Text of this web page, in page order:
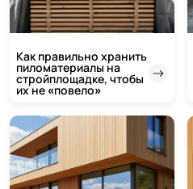
Как правильно хранить
пиломатериалы на
стройплощадке, чтобы
их не «повело»